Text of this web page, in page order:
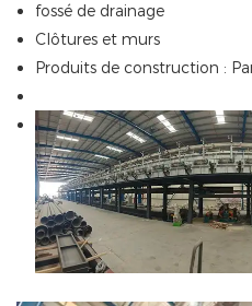
fossé de drainage
Clôtures et murs
Produits de construction :